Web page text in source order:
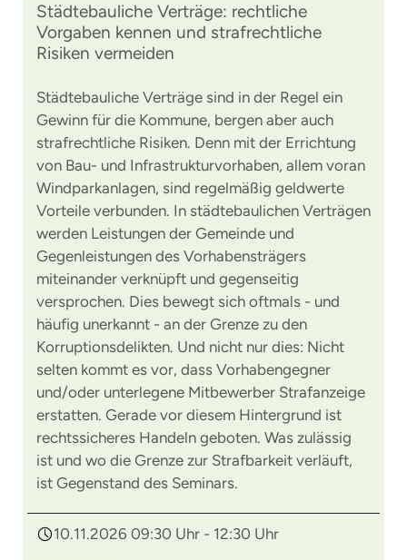
Städtebauliche Verträge: rechtliche
Vorgaben kennen und strafrechtliche
Risiken vermeiden
Städtebauliche Verträge sind in der Regel ein
Gewinn für die Kommune, bergen aber auch
strafrechtliche Risiken. Denn mit der Errichtung
von Bau- und Infrastrukturvorhaben, allem voran
Windparkanlagen, sind regelmäßig geldwerte
Vorteile verbunden. In städtebaulichen Verträgen
werden Leistungen der Gemeinde und
Gegenleistungen des Vorhabensträgers
miteinander verknüpft und gegenseitig
versprochen. Dies bewegt sich oftmals - und
häufig unerkannt - an der Grenze zu den
Korruptionsdelikten. Und nicht nur dies: Nicht
selten kommt es vor, dass Vorhabengegner
und/oder unterlegene Mitbewerber Strafanzeige
erstatten. Gerade vor diesem Hintergrund ist
rechtssicheres Handeln geboten. Was zulässig
ist und wo die Grenze zur Strafbarkeit verläuft,
ist Gegenstand des Seminars.
10.11.2026 09:30 Uhr - 12:30 Uhr